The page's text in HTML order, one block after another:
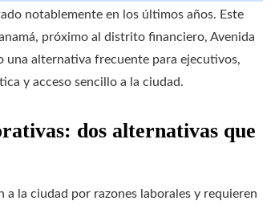
notablemente en los últimos años. Este
próximo al distrito financiero, Avenida
una alternativa frecuente para ejecutivos,
y acceso sencillo a la ciudad.
dos alternativas que
a la ciudad por razones laborales y requieren